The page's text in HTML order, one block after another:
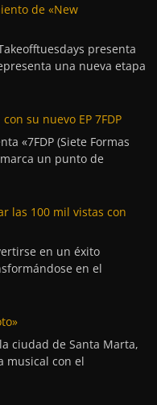
de «New
presenta
una nueva etapa
su nuevo EP 7FDP
«7FDP (Siete Formas
un punto de
las 100 mil vistas con
en un éxito
en el
ciudad de Santa Marta,
musical con el